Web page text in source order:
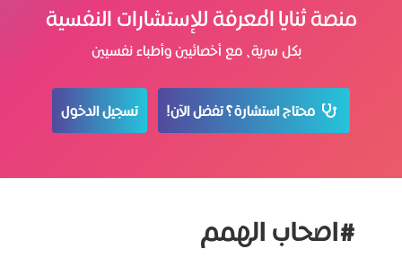
منصة ثنايا المعرفة للإستشارات النفسية
بكل سرية، مع أخصائيين وأطباء نفسيين
محتاج استشارة؟ تفضل الآن! تسجيل الدخول
#اصحاب الهمم